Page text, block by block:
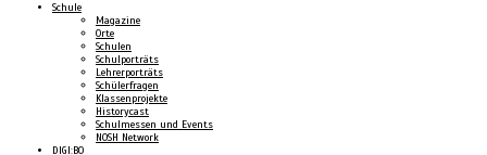
Schule
Magazine
Orte
Schulen
Schulporträts
Lehrerporträts
Schülerfragen
Klassenprojekte
Historycast
Schulmessen und Events
NOSH Network
DIGI:BO